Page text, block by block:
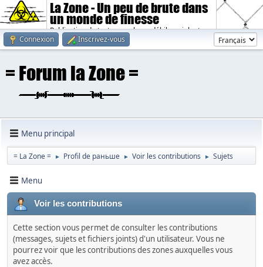
La Zone - Un peu de brute dans
un monde de finesse
Publication de textes sombres, débiles, violents.
Connexion
Inscrivez-vous
Menu principal
= La Zone = ► Profil de раньше ► Voir les contributions ► Sujets
Menu
Voir les contributions
Cette section vous permet de consulter les contributions
(messages, sujets et fichiers joints) d'un utilisateur. Vous ne
pourrez voir que les contributions des zones auxquelles vous
avez accès.